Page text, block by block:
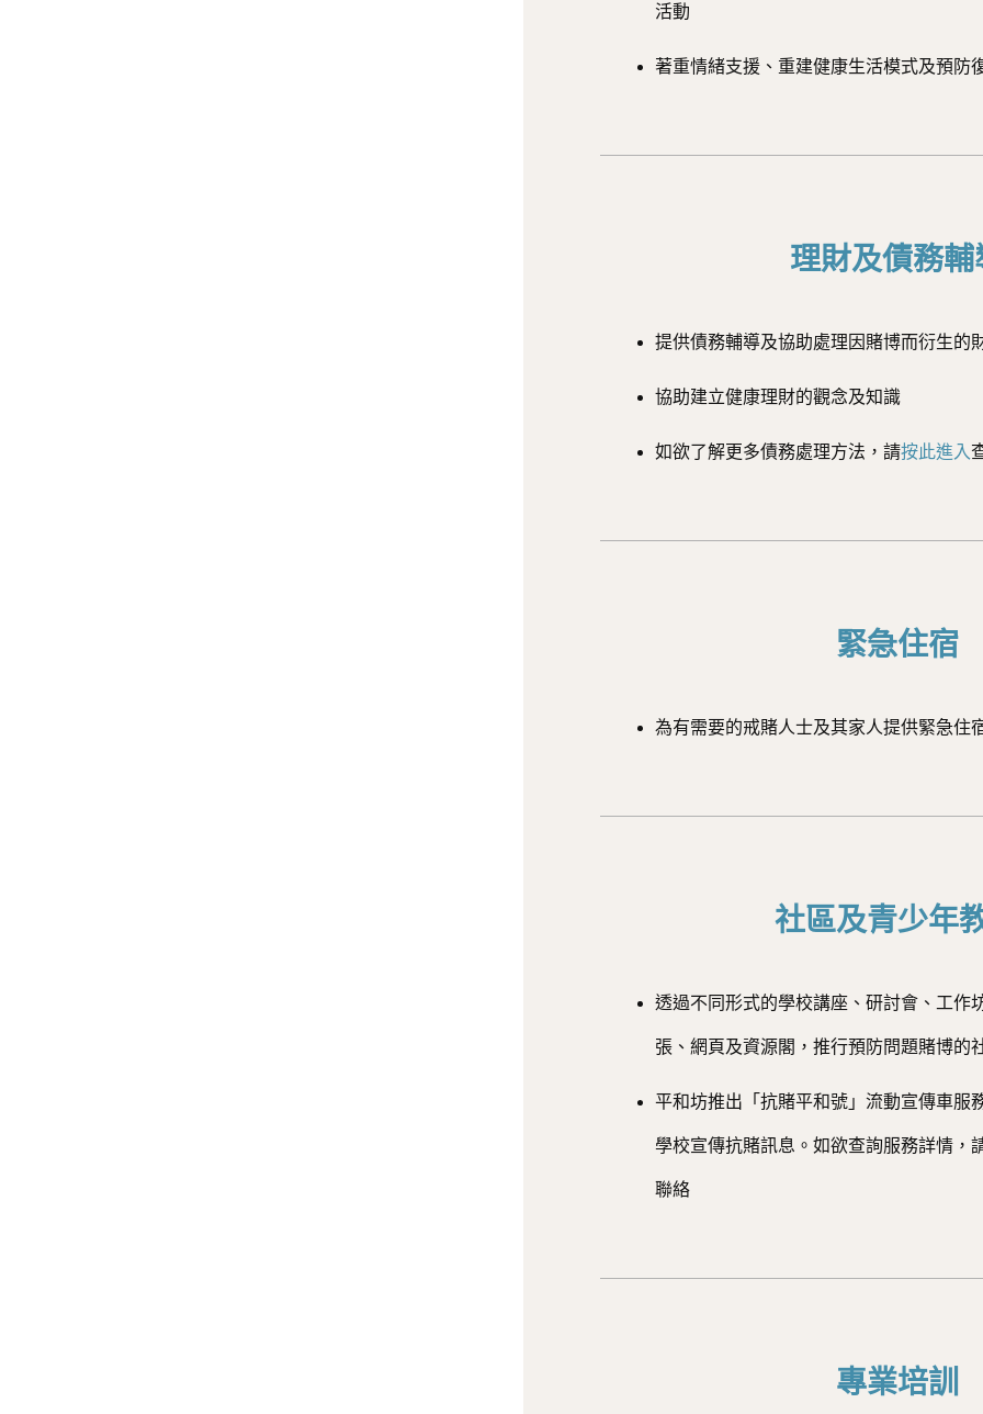
活動
著重情緒支援、重建健康生活模式及預防
理財及債務輔
提供債務輔導及協助處理因賭博而衍生的
協助建立健康理財的觀念及知識
如欲了解更多債務處理方法，請按此進入
緊急住宿
為有需要的戒賭人士及其家人提供緊急住
社區及青少年
透過不同形式的學校講座、研討會、工作
張、網頁及資源閣，推行預防問題賭博的
平和坊推出「抗賭平和號」流動宣傳車服
學校宣傳抗賭訊息。如欲查詢服務詳情，
聯絡
專業培訓